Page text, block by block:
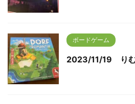
ボードゲーム
2023/11/19 りむ